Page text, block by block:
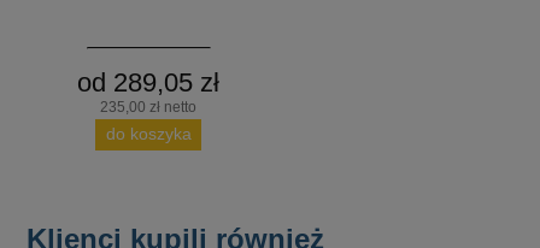
od 289,05 zł
235,00 zł netto
do koszyka
Klienci kupili również